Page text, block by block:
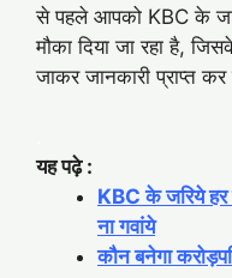
से पहले आपको KBC के
मौका दिया जा रहा है,
जाकर जानकारी प्राप्त
यह पढ़े :
KBC के जरिये हर
ना गवांये
कौन बनेगा